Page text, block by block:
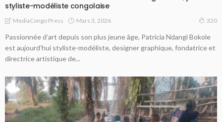
styliste-modéliste congolaise
MediaCongo Press Mars 3, 2026 320
Passionnée d’art depuis son plus jeune âge, Patricia Ndangi Bokole
est aujourd’hui styliste-modéliste, designer graphique, fondatrice et
directrice artistique de...